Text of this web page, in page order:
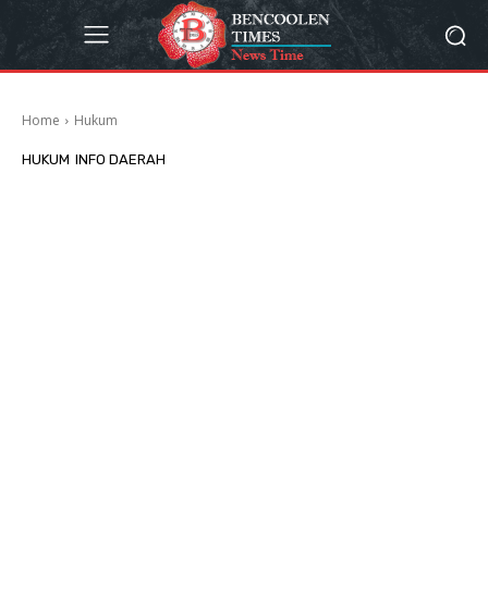
Home Hukum
HUKUM INFO DAERAH